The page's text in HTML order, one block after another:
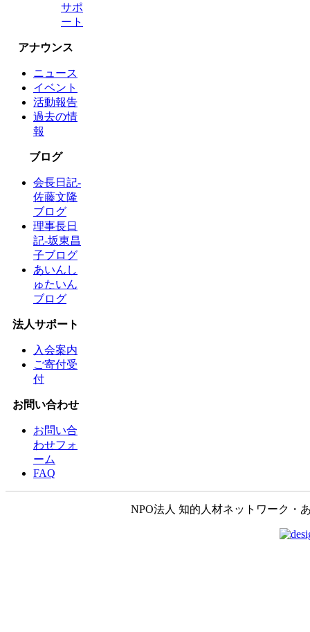
サポ
ート
アナウンス
ニュース
イベント
活動報告
過去の情
報
ブログ
会長日記-
佐藤文隆
ブログ
理事長日
記-坂東昌
子ブログ
あいんし
ゅたいん
ブログ
法人サポート
入会案内
ご寄付受
付
お問い合わせ
お問い合
わせフォ
ーム
FAQ
NPO法人 知的人材ネットワーク・